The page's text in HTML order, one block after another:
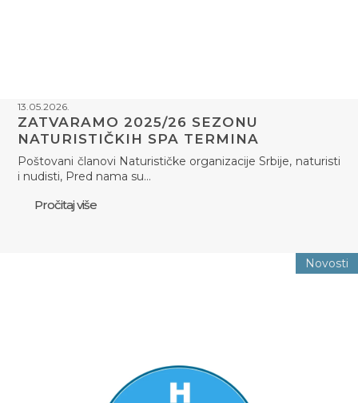
13.05.2026.
ZATVARAMO 2025/26 SEZONU
NATURISTIČKIH SPA TERMINA
Poštovani članovi Naturističke organizacije Srbije, naturisti
i nudisti, Pred nama su…
Pročitaj više
Novosti